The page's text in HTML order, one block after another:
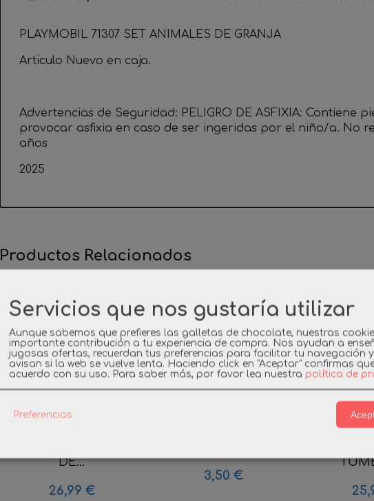
PLAYMOBIL 71307 SET ANIMALES DE GRANJA
Articulo Nuevo en caja.
Advertencias de Seguridad: PELIGRO DE ASFIXIA: Contiene
provocar asfixia en caso de ser ingeridas por el niño/a. No
años
2025
Productos Relacionados
DE...
26,99 €
3,50 €
Servicios que nos gustaría utilizar
Aunque sabemos que prefieres las galletas de chocolate, nuestras
importante contribución a tu experiencia de compra. Nos ayudan a
jugosas ofertas, recuerdan tus preferencias para facilitar tu navegación
avisan si la web se vuelve lenta. Haciendo click en "Aceptar" confirmas
acuerdo con su uso. Para saber más, por favor lea nuestra política de
Preferencias